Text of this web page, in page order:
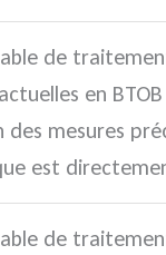
de
en
des mesures
est
de